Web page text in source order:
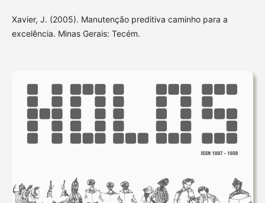
Xavier, J. (2005). Manutenção preditiva caminho para a
excelência. Minas Gerais: Tecém.